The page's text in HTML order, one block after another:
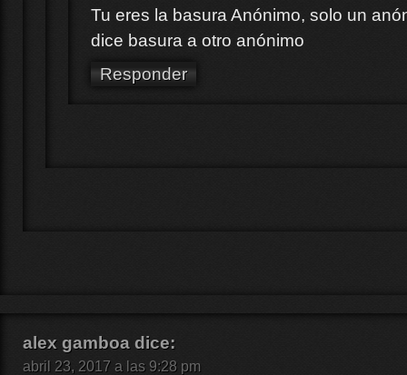
Tu eres la basura Anónimo, solo un
dice basura a otro anónimo
Responder
alex gamboa dice:
abril 23, 2017 a las 9:28 pm